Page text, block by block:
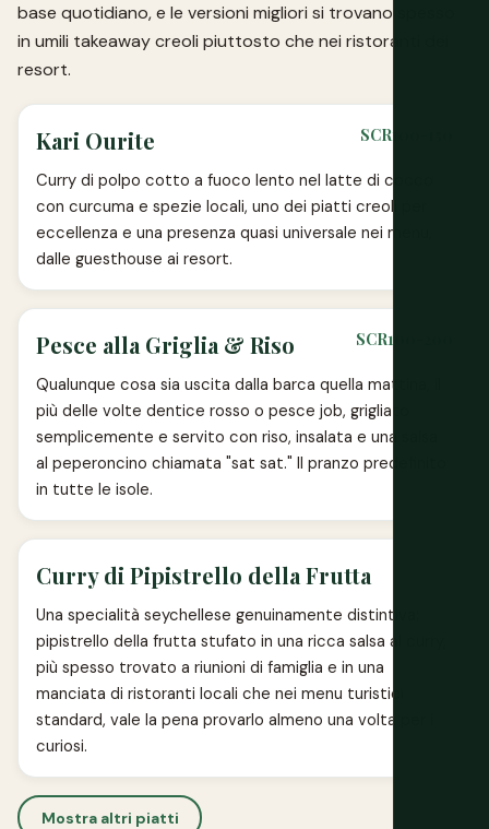
base quotidiano, e le versioni migliori si trovano spesso
in umili takeaway creoli piuttosto che nei ristoranti dei
resort.
Kari Ourite SCR100-150
Curry di polpo cotto a fuoco lento nel latte di cocco
con curcuma e spezie locali, uno dei piatti creoli per
eccellenza e una presenza quasi universale nei menu,
dalle guesthouse ai resort.
Pesce alla Griglia & Riso SCR100-200
Qualunque cosa sia uscita dalla barca quella mattina, il
più delle volte dentice rosso o pesce job, grigliato
semplicemente e servito con riso, insalata e una salsa
al peperoncino chiamata "sat sat." Il pranzo predefinito
in tutte le isole.
Curry di Pipistrello della Frutta
Una specialità seychellese genuinamente distintiva:
pipistrello della frutta stufato in una ricca salsa al curry,
più spesso trovato a riunioni di famiglia e in una
manciata di ristoranti locali che nei menu turistici
standard, vale la pena provarlo almeno una volta per i
curiosi.
Mostra altri piatti